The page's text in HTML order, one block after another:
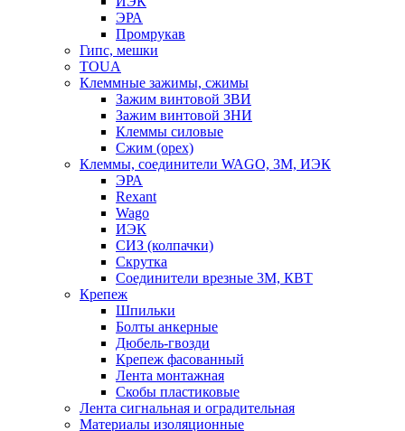
ЭРА
Промрукав
Гипс, мешки
TOUA
Клеммные зажимы, сжимы
Зажим винтовой ЗВИ
Зажим винтовой ЗНИ
Клеммы силовые
Сжим (орех)
Клеммы, соединители WAGO, 3M, ИЭК
ЭРА
Rexant
Wago
ИЭК
СИЗ (колпачки)
Скрутка
Соединители врезные 3M, КВТ
Крепеж
Шпильки
Болты анкерные
Дюбель-гвозди
Крепеж фасованный
Лента монтажная
Скобы пластиковые
Лента сигнальная и оградительная
Материалы изоляционные